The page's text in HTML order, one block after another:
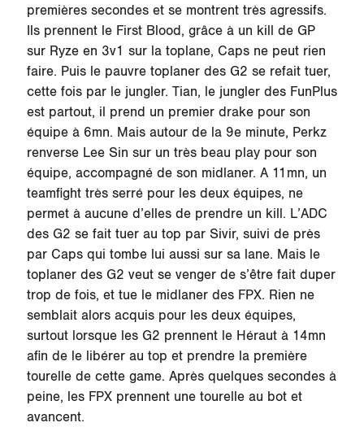
premières secondes et se montrent très agressifs.
Ils prennent le First Blood, grâce à un kill de GP
sur Ryze en 3v1 sur la toplane, Caps ne peut rien
faire. Puis le pauvre toplaner des G2 se refait tuer,
cette fois par le jungler. Tian, le jungler des FunPlus
est partout, il prend un premier drake pour son
équipe à 6mn. Mais autour de la 9e minute, Perkz
renverse Lee Sin sur un très beau play pour son
équipe, accompagné de son midlaner. A 11mn, un
teamfight très serré pour les deux équipes, ne
permet à aucune d’elles de prendre un kill. L’ADC
des G2 se fait tuer au top par Sivir, suivi de près
par Caps qui tombe lui aussi sur sa lane. Mais le
toplaner des G2 veut se venger de s’être fait duper
trop de fois, et tue le midlaner des FPX. Rien ne
semblait alors acquis pour les deux équipes,
surtout lorsque les G2 prennent le Héraut à 14mn
afin de le libérer au top et prendre la première
tourelle de cette game. Après quelques secondes à
peine, les FPX prennent une tourelle au bot et
avancent.